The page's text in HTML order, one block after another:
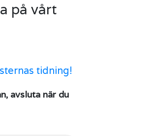
på vårt
tidning!
avsluta när du